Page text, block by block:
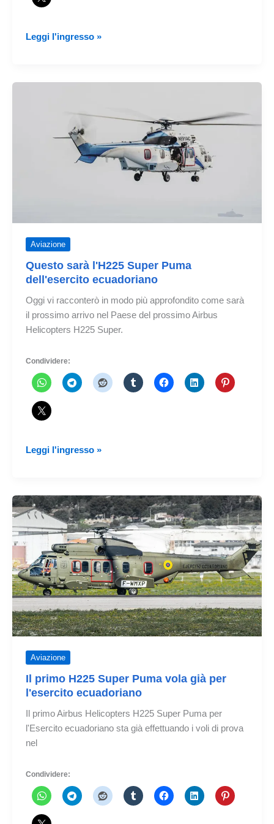
L'Ecuador
Elicotteri
Leggi l'ingresso »
Aviazione
Questo sarà l'H225 Super Puma
dell'esercito ecuadoriano
Oggi vi racconterò in modo più approfondito come sarà
il prossimo arrivo nel Paese del prossimo Airbus
Helicopters H225 Super.
Condividere:
Questo
Super
Puma
dell'esercito
ecuadoriano
Leggi l'ingresso »
Aviazione
Il primo H225 Super Puma vola già per
l'esercito ecuadoriano
Il primo Airbus Helicopters H225 Super Puma per
l'Esercito ecuadoriano sta già effettuando i voli di prova
nel
Condividere: